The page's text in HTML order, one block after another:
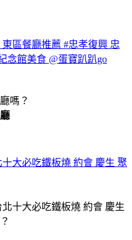
東區餐廳推薦 #忠孝復興 忠
念館美食 @蛋寶趴趴go
嗎？
十大必吃鐵板燒 約會 慶生 聚